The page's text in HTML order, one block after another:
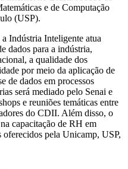
e de Computação
(USP).
Indústria Inteligente atua
dados para a indústria,
a qualidade dos
por meio da aplicação de
de dados em processos
será mediado pelo Senai e
e reuniões temáticas entre
do CDII. Além disso, o
capacitação de RH em
pela Unicamp, USP,